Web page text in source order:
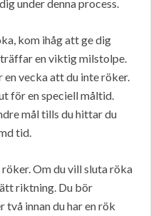
under denna process.
kom ihåg att ge dig
träffar en viktig milstolpe.
vecka att du inte röker.
för en speciell måltid.
mål tills du hittar du
tid.
Om du vill sluta röka
riktning. Du bör
två innan du har en rök